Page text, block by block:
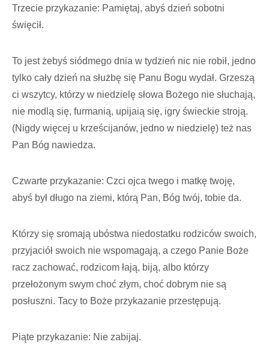
Trzecie przykazanie: Pamiętaj, abyś dzień sobotni
święcił.
To jest żebyś siódmego dnia w tydzień nic nie robił, jedno
tylko cały dzień na służbę się Panu Bogu wydał. Grzeszą
ci wszytcy, którzy w niedzielę słowa Bożego nie słuchają,
nie modlą się, furmanią, upijaią się, igry świeckie stroją.
(Nigdy więcej u krześcijanów, jedno w niedzielę) też nas
Pan Bóg nawiedza.
Czwarte przykazanie: Czci ojca twego i matkę twoję,
abyś był długo na ziemi, którą Pan, Bóg twój, tobie da.
Którzy się sromają ubóstwa niedostatku rodziców swoich,
przyjaciół swoich nie wspomagają, a czego Panie Boże
racz zachować, rodzicom łają, biją, albo którzy
przełożonym swym choć złym, choć dobrym nie są
posłuszni. Tacy to Boże przykazanie przestępują.
Piąte przykazanie: Nie zabijaj.